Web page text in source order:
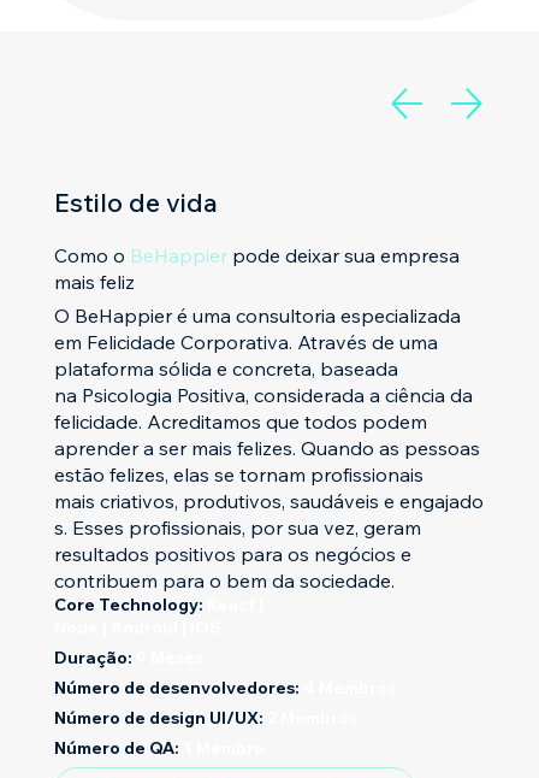
Estilo de vida
Como o BeHappier pode deixar sua empresa
mais feliz
O BeHappier é uma consultoria especializada
em Felicidade Corporativa. Através de uma
plataforma sólida e concreta, baseada
na Psicologia Positiva, considerada a ciência da
felicidade. Acreditamos que todos podem
aprender a ser mais felizes. Quando as pessoas
estão felizes, elas se tornam profissionais
mais criativos, produtivos, saudáveis e engajado
s. Esses profissionais, por sua vez, geram
resultados positivos para os negócios e
contribuem para o bem da sociedade.
Core Technology:
Duração:
Número de desenvolvedores:
Número de design UI/UX:
Número de QA: